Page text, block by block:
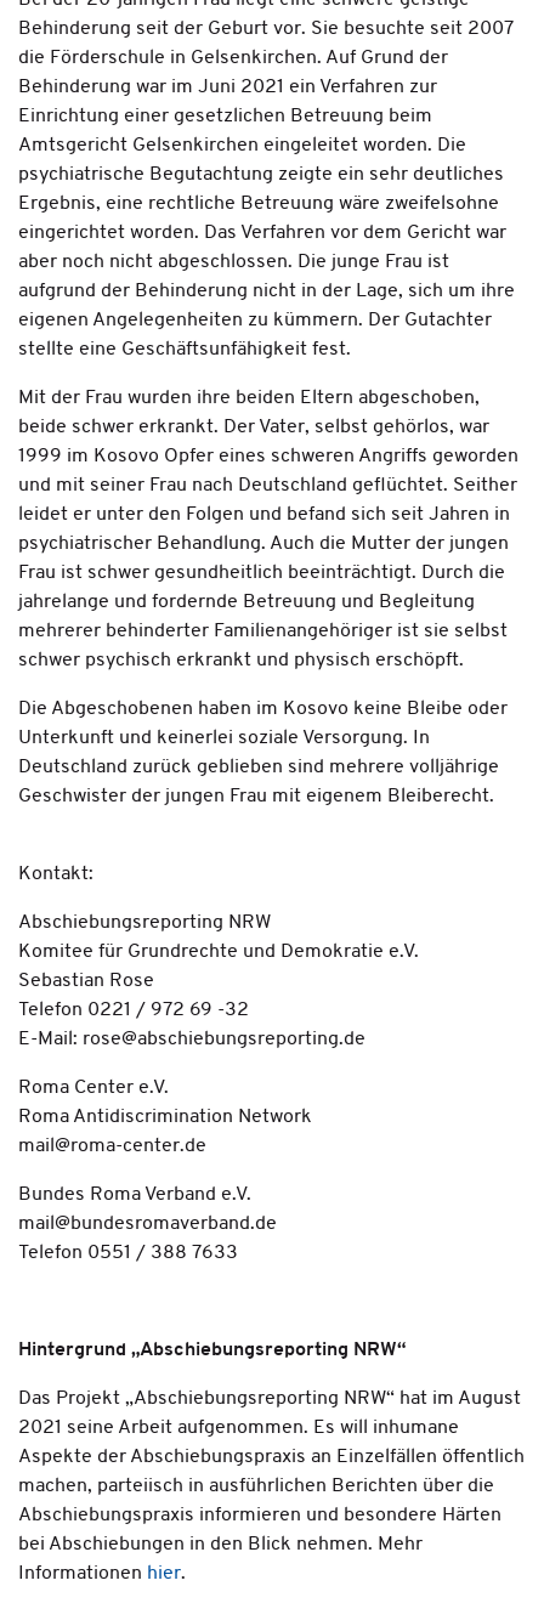
Behinderung seit der Geburt vor. Sie besuchte seit 2007
die Förderschule in Gelsenkirchen. Auf Grund der
Behinderung war im Juni 2021 ein Verfahren zur
Einrichtung einer gesetzlichen Betreuung beim
Amtsgericht Gelsenkirchen eingeleitet worden. Die
psychiatrische Begutachtung zeigte ein sehr deutliches
Ergebnis, eine rechtliche Betreuung wäre zweifelsohne
eingerichtet worden. Das Verfahren vor dem Gericht war
aber noch nicht abgeschlossen. Die junge Frau ist
aufgrund der Behinderung nicht in der Lage, sich um ihre
eigenen Angelegenheiten zu kümmern. Der Gutachter
stellte eine Geschäftsunfähigkeit fest.
Mit der Frau wurden ihre beiden Eltern abgeschoben,
beide schwer erkrankt. Der Vater, selbst gehörlos, war
1999 im Kosovo Opfer eines schweren Angriffs geworden
und mit seiner Frau nach Deutschland geflüchtet. Seither
leidet er unter den Folgen und befand sich seit Jahren in
psychiatrischer Behandlung. Auch die Mutter der jungen
Frau ist schwer gesundheitlich beeinträchtigt. Durch die
jahrelange und fordernde Betreuung und Begleitung
mehrerer behinderter Familienangehöriger ist sie selbst
schwer psychisch erkrankt und physisch erschöpft.
Die Abgeschobenen haben im Kosovo keine Bleibe oder
Unterkunft und keinerlei soziale Versorgung. In
Deutschland zurück geblieben sind mehrere volljährige
Geschwister der jungen Frau mit eigenem Bleiberecht.
Kontakt:
Abschiebungsreporting NRW
Komitee für Grundrechte und Demokratie e.V.
Sebastian Rose
Telefon 0221 / 972 69 -32
E-Mail: rose@abschiebungsreporting.de
Roma Center e.V.
Roma Antidiscrimination Network
mail@roma-center.de
Bundes Roma Verband e.V.
mail@bundesromaverband.de
Telefon 0551 / 388 7633
Hintergrund „Abschiebungsreporting NRW“
Das Projekt „Abschiebungsreporting NRW“ hat im August
2021 seine Arbeit aufgenommen. Es will inhumane
Aspekte der Abschiebungspraxis an Einzelfällen öffentlich
machen, parteiisch in ausführlichen Berichten über die
Abschiebungspraxis informieren und besondere Härten
bei Abschiebungen in den Blick nehmen. Mehr
Informationen hier.